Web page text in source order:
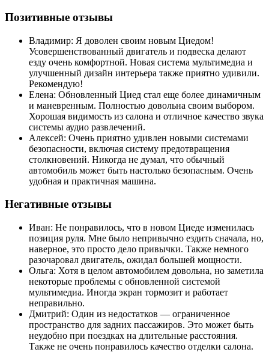
Позитивные отзывы
Владимир: Я доволен своим новым Циедом!
Усовершенствованный двигатель и подвеска делают
езду очень комфортной. Новая система мультимедиа и
улучшенный дизайн интерьера также приятно удивили.
Рекомендую!
Елена: Обновленный Циед стал еще более динамичным
и маневренным. Полностью довольна своим выбором.
Хорошая видимость из салона и отличное качество звука
системы аудио развлечений.
Алексей: Очень приятно удивлен новыми системами
безопасности, включая систему предотвращения
столкновений. Никогда не думал, что обычный
автомобиль может быть настолько безопасным. Очень
удобная и практичная машина.
Негативные отзывы
Иван: Не понравилось, что в новом Циеде изменилась
позиция руля. Мне было непривычно ездить сначала, но,
наверное, это просто дело привычки. Также немного
разочаровал двигатель, ожидал большей мощности.
Ольга: Хотя в целом автомобилем довольна, но заметила
некоторые проблемы с обновленной системой
мультимедиа. Иногда экран тормозит и работает
неправильно.
Дмитрий: Один из недостатков — ограниченное
пространство для задних пассажиров. Это может быть
неудобно при поездках на длительные расстояния.
Также не очень понравилось качество отделки салона.